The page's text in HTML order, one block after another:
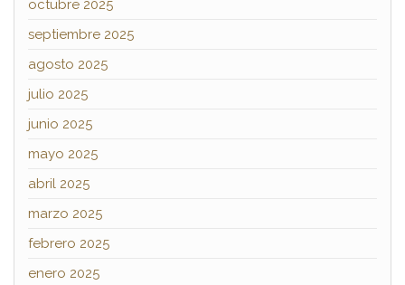
octubre 2025
septiembre 2025
agosto 2025
julio 2025
junio 2025
mayo 2025
abril 2025
marzo 2025
febrero 2025
enero 2025